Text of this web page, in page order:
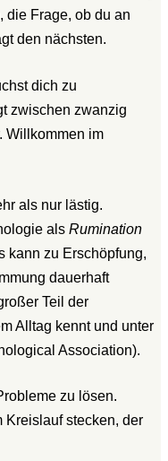
die Frage, ob du an
den nächsten.
dich zu
zwischen zwanzig
Willkommen im
als nur lästig.
als Rumination
kann zu Erschöpfung,
dauerhaft
Teil der
Alltag kennt und unter
Association).
zu lösen.
Kreislauf stecken, der